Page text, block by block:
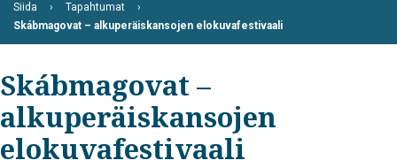
Siida
Tapahtumat
Skábmagovat – alkuperäiskansojen elokuvafestivaali
Skábmagovat –
alkuperäiskansojen
elokuvafestivaali